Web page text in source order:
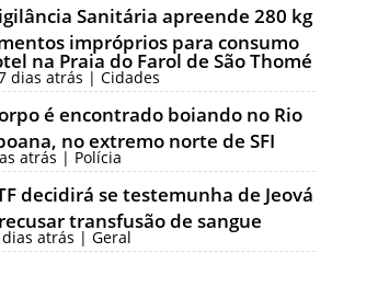
Sanitária apreende 280 kg
impróprios para consumo
na Praia do Farol de São Thomé
dias atrás | Cidades
é encontrado boiando no Rio
no extremo norte de SFI
atrás | Polícia
decidirá se testemunha de Jeová
transfusão de sangue
dias atrás | Geral